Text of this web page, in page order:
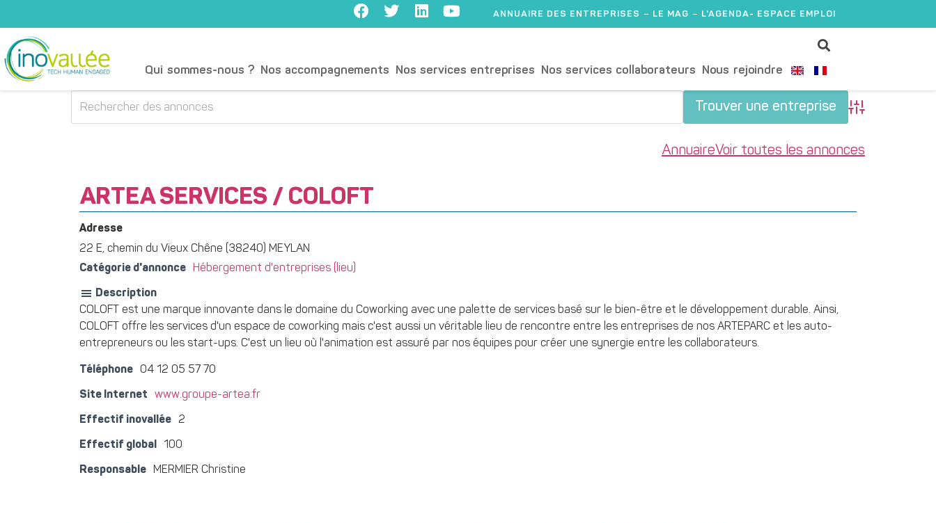
ANNUAIRE DES ENTREPRISES LE MAG L'AGENDA- ESPACE EMPLOI
Qui sommes-nous ? Nos accompagnements Nos services entreprises Nos services collaborateurs Nous rejoindre
Advanced Search
AnnuaireVoir toutes les annonces
ARTEA SERVICES / COLOFT
Adresse
22 E, chemin du Vieux Chêne (38240) MEYLAN
Catégorie d'annonce
Hébergement d'entreprises (lieu)
Description
COLOFT est une marque innovante dans le domaine du Coworking avec une palette de services basé sur le bien-être et le développement durable. Ainsi,
COLOFT offre les services d'un espace de coworking mais c'est aussi un véritable lieu de rencontre entre les entreprises de nos ARTEPARC et les auto-
entrepreneurs ou les start-ups. C'est un lieu où l'animation est assuré par nos équipes pour créer une synergie entre les collaborateurs.
Téléphone 04 12 05 57 70
Site Internet www.groupe-artea.fr
Effectif inovallée 2
Effectif global 100
Responsable MERMIER Christine